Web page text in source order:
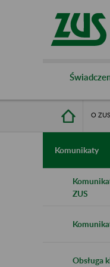
O ZUS
Komunikaty
ZUS
Obsługa